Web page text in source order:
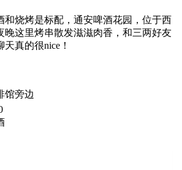
和烧烤是标配，通安啤酒花园，位于西
晚这里烤串散发滋滋肉香，和三两好友
真的很nice！
馆旁边